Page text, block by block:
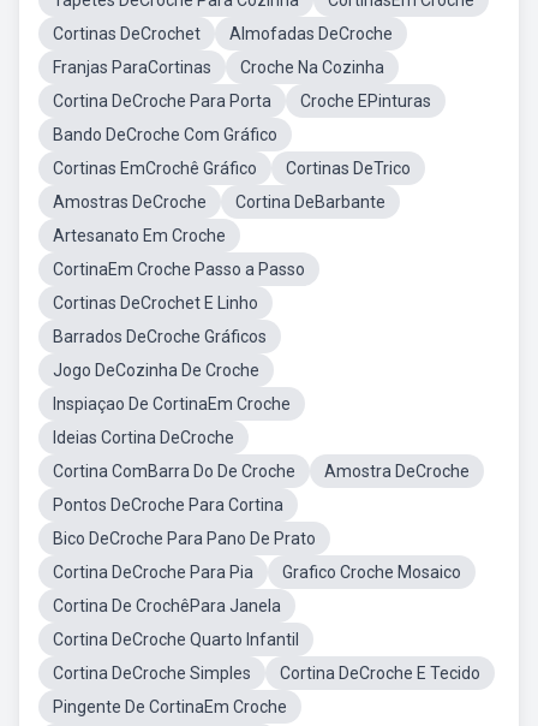
Cortinas DeCrochet
Almofadas DeCroche
Franjas ParaCortinas
Croche Na Cozinha
Cortina DeCroche Para Porta
Croche EPinturas
Bando DeCroche Com Gráfico
Cortinas EmCrochê Gráfico
Cortinas DeTrico
Amostras DeCroche
Cortina DeBarbante
Artesanato Em Croche
CortinaEm Croche Passo a Passo
Cortinas DeCrochet E Linho
Barrados DeCroche Gráficos
Jogo DeCozinha De Croche
Inspiaçao De CortinaEm Croche
Ideias Cortina DeCroche
Cortina ComBarra Do De Croche
Amostra DeCroche
Pontos DeCroche Para Cortina
Bico DeCroche Para Pano De Prato
Cortina DeCroche Para Pia
Grafico Croche Mosaico
Cortina De CrochêPara Janela
Cortina DeCroche Quarto Infantil
Cortina DeCroche Simples
Cortina DeCroche E Tecido
Pingente De CortinaEm Croche